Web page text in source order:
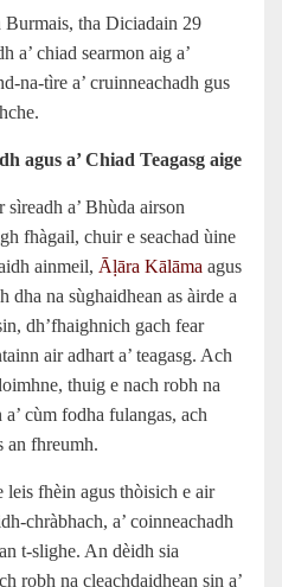
Burmais, tha Diciadain 29
a’ chiad searmon aig a’
na-tìre a’ cruinneachadh gus
agus a’ Chiad Teagasg aige
a’ Bhùda airson
fhàgail, chuir e seachad ùine
ainmeil, Āḷāra Kālāma agus
dha na sùghaidhean as àirde a
dh’fhaighnich gach fear
air adhart a’ teagasg. Ach
thuig e nach robh na
cùm fodha fulangas, ach
an fhreumh.
leis fhèin agus thòisich e air
chràbhach, a’ coinneachadh
t‑slighe. An dèidh sia
robh na cleachdaidhean sin a’